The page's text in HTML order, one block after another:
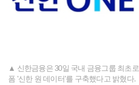
▲ 신한금융은 30일 국내 금융그룹 최초
폼 '신한 원 데이터'를 구축했다고 밝혔다.